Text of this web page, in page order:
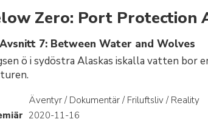
Zero: Port Protection
7: Between Water and Wolves
ö i sydöstra Alaskas iskalla vatten bor
Äventyr / Dokumentär / Friluftsliv / Reality
2020-11-16